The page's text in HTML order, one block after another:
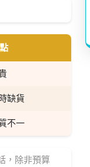
缺貨
不一
，除非預算